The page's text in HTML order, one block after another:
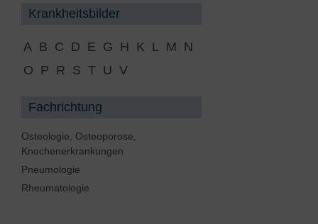
Psychiatrie, Psychotherapie &
Radiologie
Rheumatologie
Rückenzentrum
Seltene Erkrankungen
Sexualmedizin
Krankheitsbilder
A B C D E G H K L M N
O P R S T U V
Fachrichtung
Osteologie, Osteoporose,
Knochenerkrankungen
Pneumologie
Rheumatologie